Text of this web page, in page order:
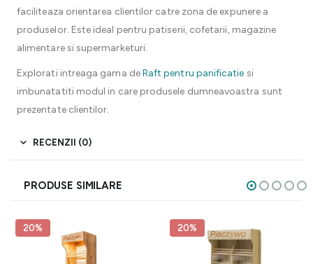
faciliteaza orientarea clientilor catre zona de expunere a
produselor. Este ideal pentru patiserii, cofetarii, magazine
alimentare si supermarketuri.
Explorati intreaga gama deRaft pentru panificatie si
imbunatatiti modul in care produsele dumneavoastra sunt
prezentate clientilor.
RECENZII (0)
PRODUSE SIMILARE
20% 20%